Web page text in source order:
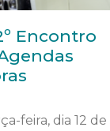
Encontro
feira, dia 12 de